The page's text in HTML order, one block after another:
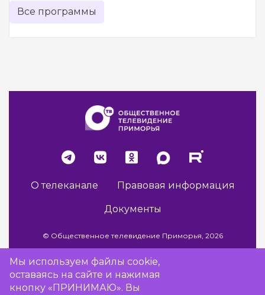
Все программы
О телеканале Правовая информация
Документы
© Общественное телевидение Приморья, 2026
Разработка сайта -Vladweb
Мы используем файлы cookie,
оставаясь на сайте и нажимая
кнопку «ПРИНИМАЮ». Вы